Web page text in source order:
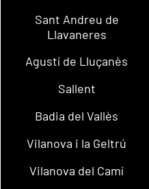
Sant Andreu de
Llavaneres
Agustí de Lluçanès
Sallent
Badia del Vallès
Vilanova i la Geltrú
Vilanova del Camí